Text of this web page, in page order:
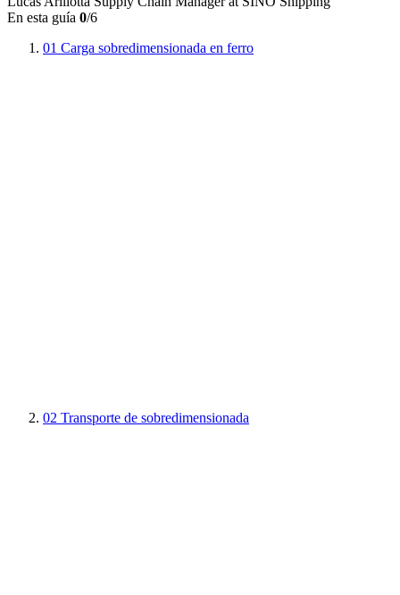
En esta guía 0/6
01 Carga sobredimensionada en ferro
02 Transporte de sobredimensionada